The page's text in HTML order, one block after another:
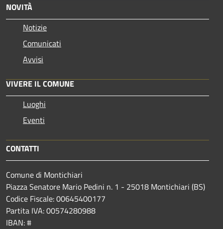
NOVITÀ
Notizie
Comunicati
Avvisi
VIVERE IL COMUNE
Luoghi
Eventi
CONTATTI
Comune di Montichiari
Piazza Senatore Mario Pedini n. 1 - 25018 Montichiari (BS)
Codice Fiscale: 00645400177
Partita IVA: 00574280988
IBAN: #